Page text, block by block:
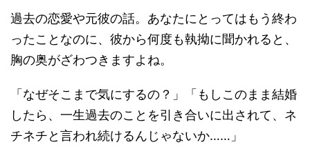
過去の恋愛や元彼の話。あなたにとってはもう終わ
ったことなのに、彼から何度も執拗に聞かれると、
胸の奥がざわつきますよね。
「なぜそこまで気にするの？」「もしこのまま結婚
したら、一生過去のことを引き合いに出されて、ネ
チネチと言われ続けるんじゃないか……」